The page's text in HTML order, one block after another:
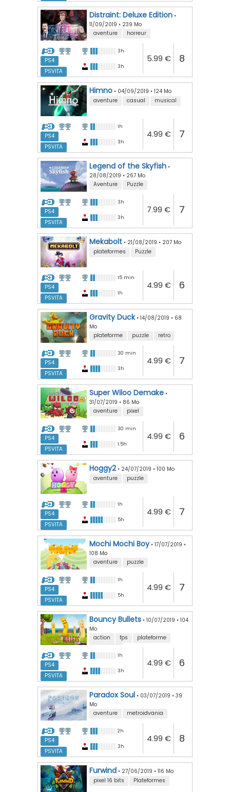
Distraint: Deluxe Edition •
11/09/2019 • 239 Mo
aventure
horreur
PS4
PSVITA
3h
3h
5.99 € 8
Himno • 04/09/2019 • 124 Mo
aventure
casual musical
PS4
PSVITA
1h
3h
4.99 € 7
Legend of the Skyfish •
28/08/2019 • 267 Mo
Aventure
Puzzle
PS4
PSVITA
3h
3h
7.99 € 7
Mekabolt • 21/08/2019 • 207 Mo
plateformes
Puzzle
PS4
PSVITA
15 min
1h
4.99 € 6
Gravity Duck• 14/08/2019 • 68
Mo
plateforme
puzzle retro
PS4
PSVITA
30 min
3h
4.99 € 7
Super Wiloo Demake •
31/07/2019 • 86 Mo
aventure
pixel
PS4
PSVITA
30 min
1.5h
4.99 € 6
Hoggy2• 24/07/2019 • 100 Mo
aventure
puzzle
PS4
PSVITA
1h
5h
4.99 € 7
Mochi Mochi Boy• 17/07/2019 •
108 Mo
aventure
puzzle
PS4
PSVITA
1h
5h
4.99 € 7
Bouncy Bullets • 10/07/2019 • 104
Mo
action
fps
plateforme
PS4
PSVITA
1h
3h
4.99 € 6
Paradox Soul • 03/07/2019 • 39
Mo
aventure
metroidvania
PS4
PSVITA
2h
3h
4.99 € 8
Furwind • 27/06/2019 • 116 Mo
pixel 16 bits
Plateformes